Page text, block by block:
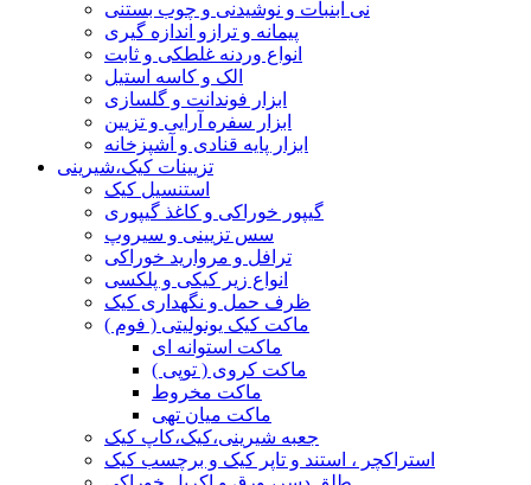
نی آبنبات و نوشیدنی و چوب بستنی
پیمانه و ترازو اندازه گیری
انواع وردنه غلطکی و ثابت
الک و کاسه استیل
ابزار فوندانت و گلسازی
ابزار سفره آرایی و تزیین
ابزار پایه قنادی و آشپزخانه
تزیینات کیک،شیرینی
استنسیل کیک
گیپور خوراکی و کاغذ گیپوری
سس تزیینی و سیروپ
ترافل و مروارید خوراکی
انواع زیر کیکی و پلکسی
ظرف حمل و نگهداری کیک
ماکت کیک یونولیتی ( فوم )
ماکت استوانه ای
ماکت کروی ( توپی )
ماکت مخروط
ماکت میان تهی
جعبه شیرینی،کیک،کاپ کیک
استراکچر ، استند و تاپر کیک و برچسب کیک